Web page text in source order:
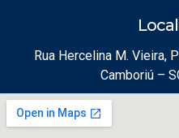
Rua Hercelina M. Vieira,
Camboriú –